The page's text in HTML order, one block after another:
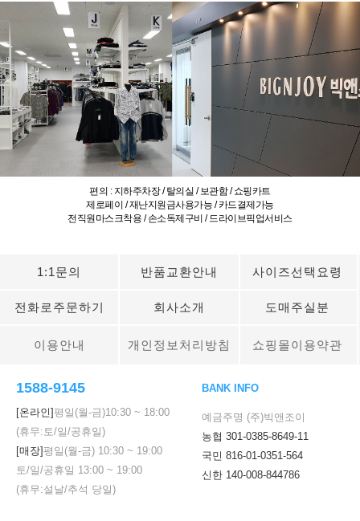
편의 : 지하주차장 / 탈의실 / 보관함 / 쇼핑카트
제로페이 / 재난지원금사용가능 / 카드결제가능
전직원마스크착용 / 손소독제구비 / 드라이브픽업서비스
1:1문의 반품교환안내 사이즈선택요령
전화로주문하기 회사소개 도매주실분
이용안내 개인정보처리방침 쇼핑몰이용약관
1588-9145
[온라인]평일(월-금)10:30 ~ 18:00
(휴무:토/일/공휴일)
[매장]평일(월-금) 10:30 ~ 19:00
토/일/공휴일 13:00 ~ 19:00
(휴무:설날/추석 당일)
BANK INFO
예금주명 (주)빅앤조이
농협 301-0385-8649-11
국민 816-01-0351-564
신한 140-008-844786